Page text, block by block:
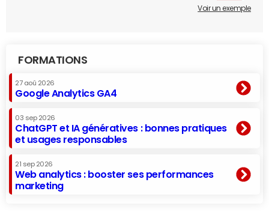
Voir un exemple
FORMATIONS
27 aoû 2026
Google Analytics GA4
03 sep 2026
ChatGPT et IA génératives : bonnes pratiques
et usages responsables
21 sep 2026
Web analytics : booster ses performances
marketing